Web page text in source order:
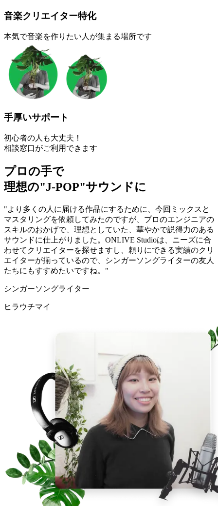
音楽クリエイター特化
本気で音楽を作りたい人が集まる場所です
手厚いサポート
初心者の人も大丈夫！
相談窓口がご利用できます
プロの手で
理想の"J-POP"サウンドに
"より多くの人に届ける作品にするために、今回ミックスと
マスタリングを依頼してみたのですが、プロのエンジニアの
スキルのおかげで、理想としていた、華やかで説得力のある
サウンドに仕上がりました。ONLIVE Studioは、ニーズに合
わせてクリエイターを探せますし、頼りにできる実績のクリ
エイターが揃っているので、シンガーソングライターの友人
たちにもすすめたいですね。"
シンガーソングライター
ヒラウチマイ